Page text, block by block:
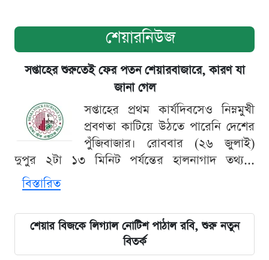
শেয়ারনিউজ
সপ্তাহের শুরুতেই ফের পতন শেয়ারবাজারে, কারণ যা
জানা গেল
সপ্তাহের প্রথম কার্যদিবসেও নিম্নমুখী
প্রবণতা কাটিয়ে উঠতে পারেনি দেশের
পুঁজিবাজার। রোববার (২৬ জুলাই)
দুপুর ২টা ১৩ মিনিট পর্যন্তের হালনাগাদ তথ্য...
বিস্তারিত
শেয়ার বিজকে লিগ্যাল নোটিশ পাঠাল রবি, শুরু নতুন
বিতর্ক